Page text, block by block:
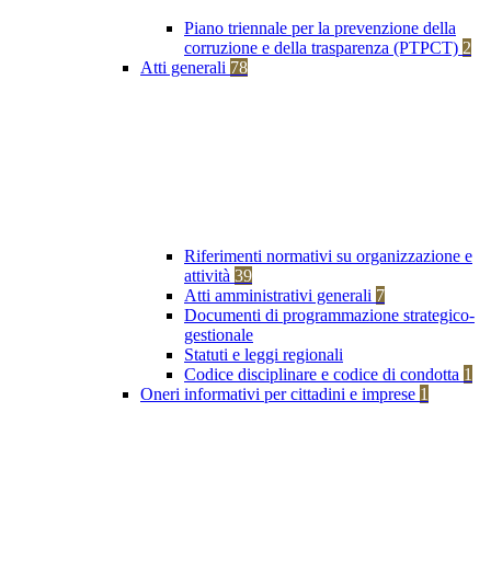
Piano triennale per la prevenzione della
corruzione e della trasparenza (PTPCT) 2
Atti generali 78
Riferimenti normativi su organizzazione e
attività 39
Atti amministrativi generali 7
Documenti di programmazione strategico-
gestionale
Statuti e leggi regionali
Codice disciplinare e codice di condotta 1
Oneri informativi per cittadini e imprese 1